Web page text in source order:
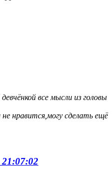
все мысли из головы
нравится,могу сделать ещё